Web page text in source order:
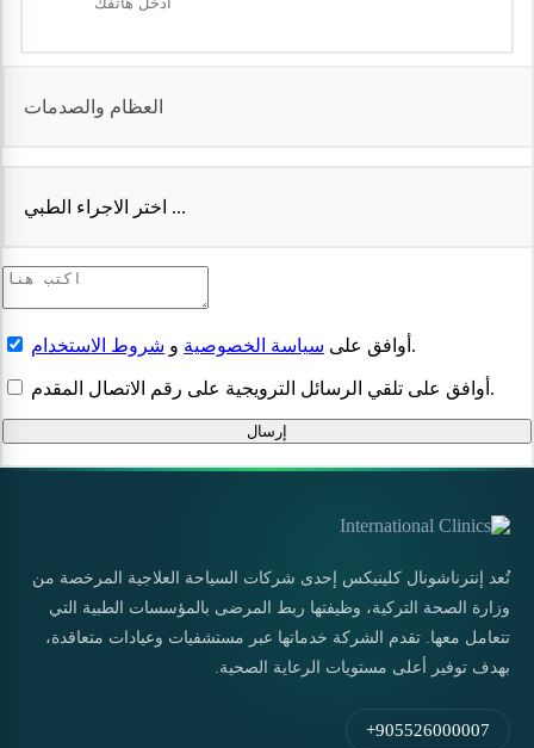
العظام والصدمات
اختر الاجراء الطبي ...
أوافق على سياسة الخصوصية و شروط الاستخدام .
أوافق على تلقي الرسائل الترويجية على رقم الاتصال المقدم.
إرسال
تُعد إنترناشونال كلينيكس إحدى شركات السياحة العلاجية المرخصة من
وزارة الصحة التركية، وظيفتها ربط المرضى بالمؤسسات الطبية التي
تتعامل معها. تقدم الشركة خدماتها عبر مستشفيات وعيادات متعاقدة،
بهدف توفير أعلى مستويات الرعاية الصحية.
+905526000007